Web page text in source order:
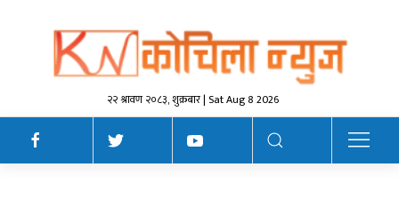
२२ श्रावण २०८३, शुक्रबार | Sat Aug 8 2026